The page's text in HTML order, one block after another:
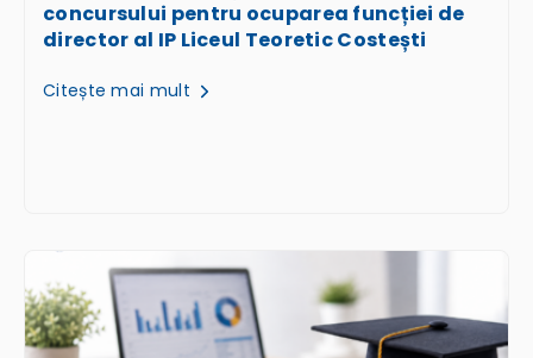
concursului pentru ocuparea funcției de
director al IP Liceul Teoretic Costești
Citește mai mult